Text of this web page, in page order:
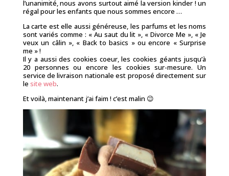
l’unanimité, nous avons surtout aimé la version kinder ! un
régal pour les enfants que nous sommes encore …
La carte est elle aussi généreuse, les parfums et les noms
sont variés comme : « Au saut du lit », « Divorce Me », « Je
veux un câlin », « Back to basics » ou encore « Surprise
me » !
Il y a aussi des cookies coeur, les cookies géants jusqu’à
20 personnes ou encore les cookies sur-mesure. Un
service de livraison nationale est proposé directement sur
le site web.
Et voilà, maintenant j’ai faim ! c’est malin 😉